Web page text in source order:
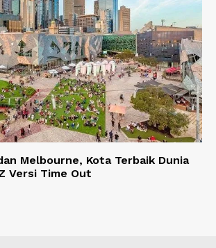
Melbourne, Kota Terbaik Dunia
Versi Time Out